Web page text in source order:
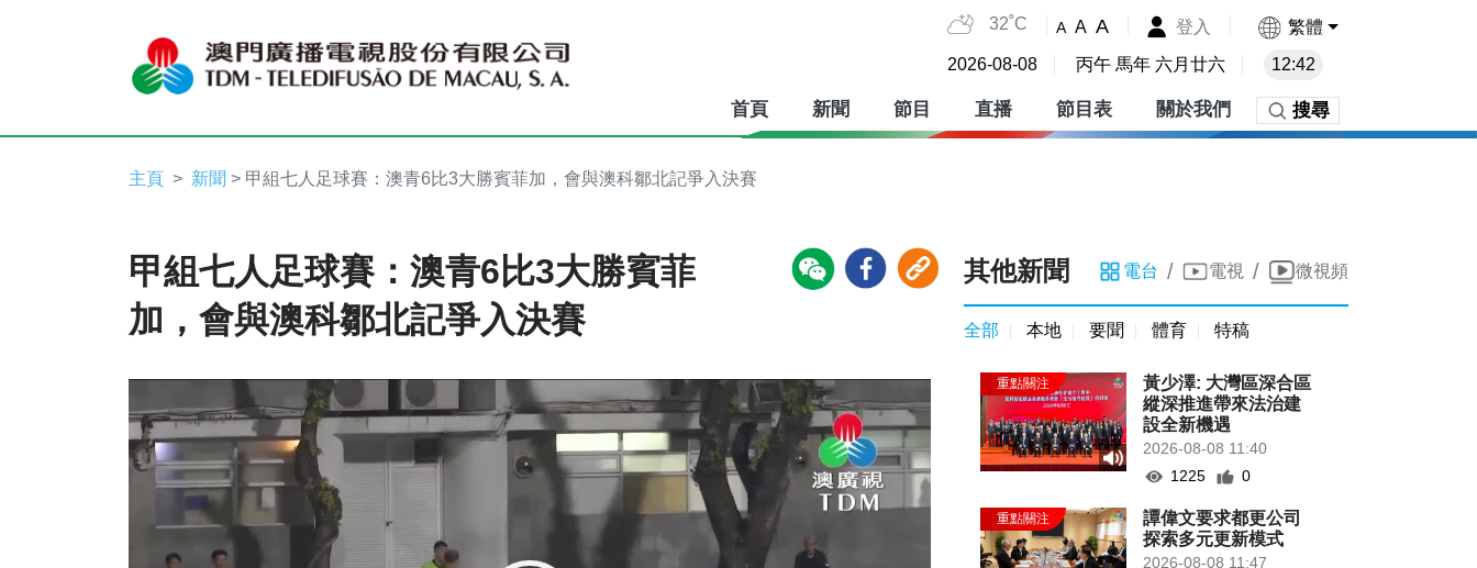
32˚C A A A 登入 繁體
2026-08-08 丙午 馬年 六月廿六 12:42
首頁 新聞 節目 直播 節目表 關於我們 搜尋
主頁 新聞 > 甲組七人足球賽：澳青6比3大勝賓菲加，會與澳科鄒北記爭入決賽
甲組七人足球賽：澳青6比3大勝賓菲
加，會與澳科鄒北記爭入決賽
Player
其他新聞 電台 / 電視 / 微視頻
全部 本地 要聞 體育 特稿
黃少澤: 大灣區深合區
縱深推進帶來法治建
設全新機遇
2026-08-08 11:40
1225
0
譚偉文要求都更公司
探索多元更新模式
2026-08-08 11:47